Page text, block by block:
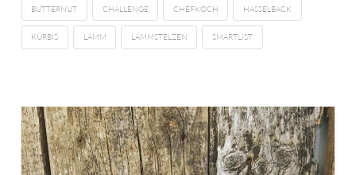
BUTTERNUT CHALLENGE CHEFKOCH HASSELBACK
KÜRBIS LAMM LAMMSTELZEN SMARTLIST